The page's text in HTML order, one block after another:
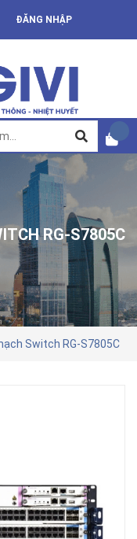
ĐĂNG NHẬP
RG-S7805C
Switch RG-S7805C